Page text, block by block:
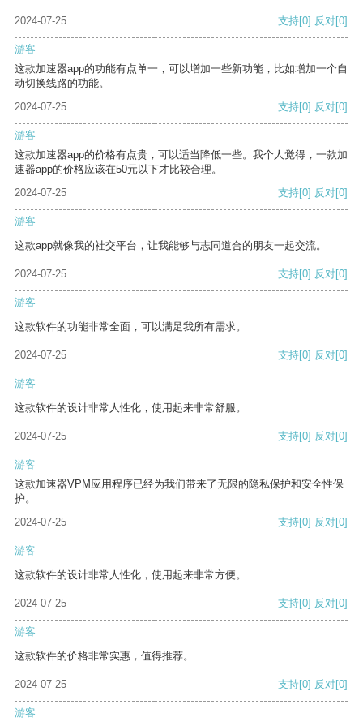
2024-07-25 支持[0] 反对[0]
游客
这款加速器app的功能有点单一，可以增加一些新功能，比如增加一个自
动切换线路的功能。
2024-07-25
支持[0] 反对[0]
游客
这款加速器app的价格有点贵，可以适当降低一些。我个人觉得，一款加
速器app的价格应该在50元以下才比较合理。
2024-07-25
支持[0] 反对[0]
游客
这款app就像我的社交平台，让我能够与志同道合的朋友一起交流。
2024-07-25 支持[0] 反对[0]
游客
这款软件的功能非常全面，可以满足我所有需求。
2024-07-25 支持[0] 反对[0]
游客
这款软件的设计非常人性化，使用起来非常舒服。
2024-07-25 支持[0] 反对[0]
游客
这款加速器VPM应用程序已经为我们带来了无限的隐私保护和安全性保
护。
2024-07-25
支持[0] 反对[0]
游客
这款软件的设计非常人性化，使用起来非常方便。
2024-07-25 支持[0] 反对[0]
游客
这款软件的价格非常实惠，值得推荐。
2024-07-25 支持[0] 反对[0]
游客